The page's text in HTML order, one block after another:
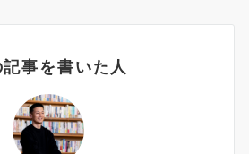
記事を書いた人